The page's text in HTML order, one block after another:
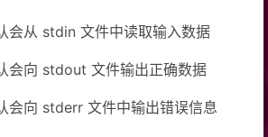
会从 stdin 文件中读取输入数据
会向 stdout 文件输出正确数据
会向 stderr 文件中输出错误信息